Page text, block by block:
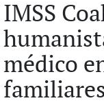
IMSS
médico
familiares